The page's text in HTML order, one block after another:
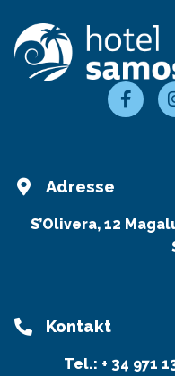
Adresse
S’Olivera, 12
Kontakt
Tel.: + 34 971